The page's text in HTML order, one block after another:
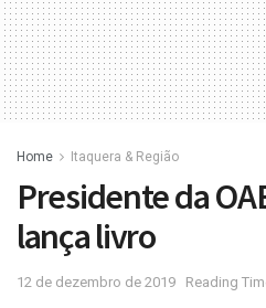
Home Itaquera & Região
Presidente da
lança livro
12 de dezembro de 2019 Reading